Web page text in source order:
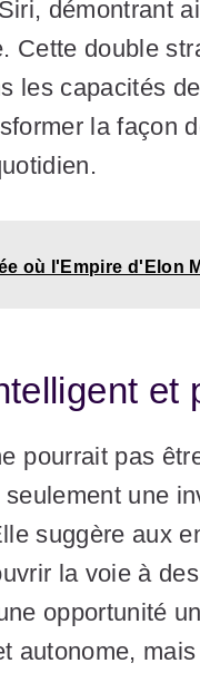
démontrant
Cette double
les capacités
la façon
où l'Empire d'Elon
et
pourrait pas
une
suggère aux
la voie à
opportunité
autonome,